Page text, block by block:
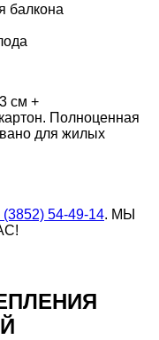
балкона
см +
Полноценная
для жилых
(3852) 54-49-14. МЫ